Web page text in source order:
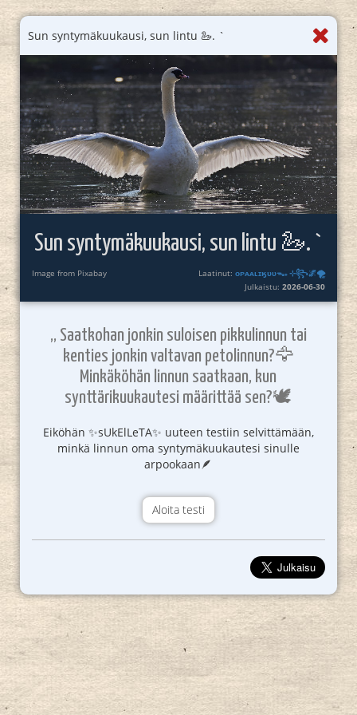
Sun syntymäkuukausi, sun lintu 🦢. `
Sun syntymäkuukausi, sun lintu 🦢. `
Image from Pixabay Laatinut:ᴏᴘᴀᴀʟɪӄᴜᴜᯓ₊ ⊹꧂🌌🌪
Julkaistu:2026-06-30
,, Saatkohan jonkin suloisen pikkulinnun tai
kenties jonkin valtavan petolinnun?🦅
Minkäköhän linnun saatkaan, kun
synttärikuukautesi määrittää sen?🕊
Eiköhän ✨sUkElLeTA✨ uuteen testiin selvittämään,
minkä linnun oma syntymäkuukautesi sinulle
arpookaan🪶
Aloita testi